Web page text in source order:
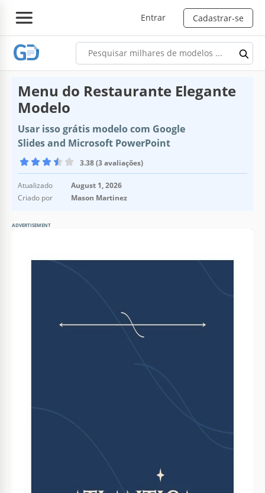
Entrar Cadastrar-se
Menu do Restaurante Elegante
Modelo
Usar isso grátis modelo com Google
Slides and Microsoft PowerPoint
3.38 (3 avaliações)
Atualizado
August 1, 2026
Criado por
Mason Martinez
ADVERTISEMENT